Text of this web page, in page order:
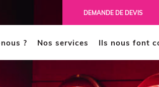
DEMANDE DE DEVIS
? Nos services
MODÉLISATION 3D
Ils nous font